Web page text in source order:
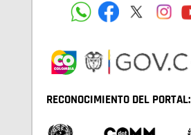
RECONOCIMIENTO DEL PORTAL: